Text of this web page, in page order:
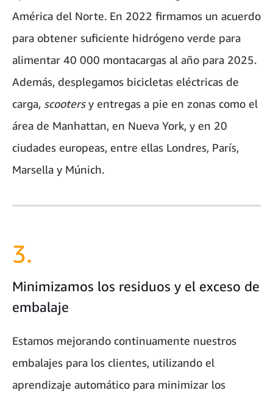
América del Norte. En 2022 firmamos un acuerdo
para obtener suficiente hidrógeno verde para
alimentar 40 000 montacargas al año para 2025.
Además, desplegamos bicicletas eléctricas de
carga, scootersy entregas a pie en zonas como el
área de Manhattan, en Nueva York, y en 20
ciudades europeas, entre ellas Londres, París,
Marsella y Múnich.
3.
Minimizamos los residuos y el exceso de
embalaje
Estamos mejorando continuamente nuestros
embalajes para los clientes, utilizando el
aprendizaje automático para minimizar los